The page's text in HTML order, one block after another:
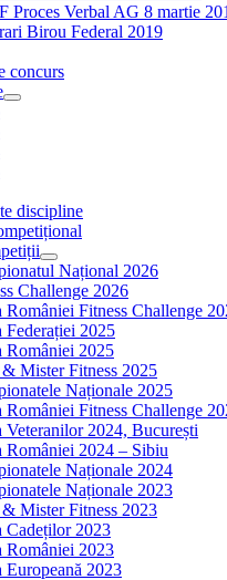
Proces Verbal AG 8 martie
Birou Federal 2019
concurs
discipline
Național 2026
Challenge 2026
României Fitness Challenge
Federației 2025
României 2025
Mister Fitness 2025
Naționale 2025
României Fitness Challenge
Veteranilor 2024, București
României 2024 – Sibiu
Naționale 2024
Naționale 2023
Mister Fitness 2023
Cadeților 2023
României 2023
Europeană 2023